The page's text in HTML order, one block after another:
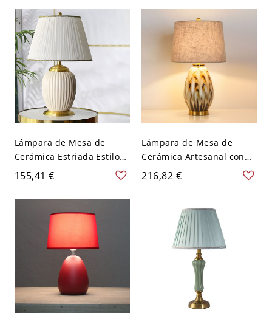
macizo - 110 A 120 V 46,99
cm
Festoneada - forma de
flor 110 A 120 V Verde Sin
interruptor
Lámpara de Mesa de
Cerámica Estriada Estilo
Vintage con Pantalla de
Tela Plisada y Base
Dorada - 110 A 120 V
Beige 30,48 cm
155,41 €
Lámpara de Mesa de
Cerámica Artesanal con
Esmalte Abstracto y
Pantalla de Lino para
110 A 120 V Beige
216,82 €